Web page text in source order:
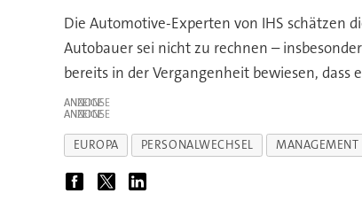
Die Automotive-Experten von IHS schätzen
Autobauer sei nicht zu rechnen –
bereits in der Vergangenheit bewiesen,
ANZEIGE
ANZEIGE
EUROPA PERSONALWECHSEL MANAGEMENT